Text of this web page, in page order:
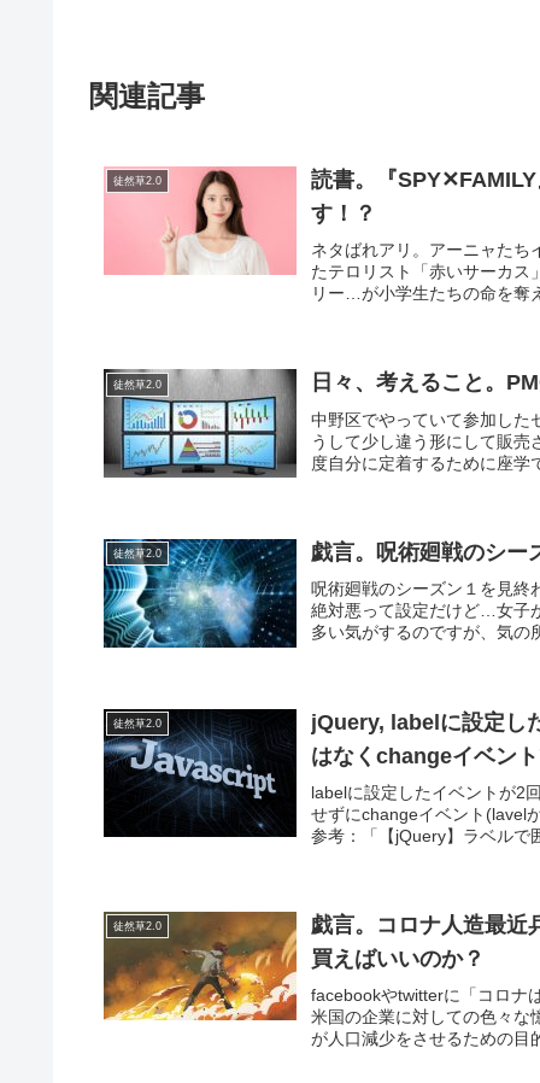
関連記事
徒然草2.0
読書。『
す！？
ネタばれアリ。アーニャた
たテロリスト「赤いサーカス
リー…が小学生たちの命を奪
徒然草2.0 日々、考えること。
中野区でやっていて参加した
うして少し違う形にして販
度自分に定着するために座学
徒然草2.0 戯言。呪術廻戦のシー
呪術廻戦のシーズン１を見終
絶対悪って設定だけど…女子
多い気がするのですが、気の
徒然草2.0
jQuery, labelに設定し
はなくchangeイベント
labelに設定したイベントが2
せずにchangeイベント(lavel
参考：「【jQuery】ラベルで
徒然草2.0
戯言。コロナ人造最近
買えばいいのか？
facebookやtwitterに「コロナ
米国の企業に対しての色々
が人口減少をさせるための目